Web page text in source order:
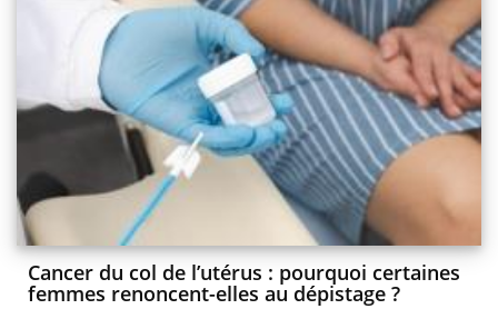
Cancer du col de l’utérus : pourquoi certaines
femmes renoncent-elles au dépistage ?